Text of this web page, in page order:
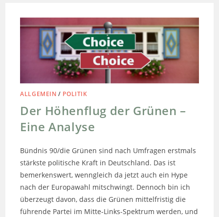
ALLGEMEIN / POLITIK
Der Höhenflug der Grünen –
Eine Analyse
Bündnis 90/die Grünen sind nach Umfragen erstmals
stärkste politische Kraft in Deutschland. Das ist
bemerkenswert, wenngleich da jetzt auch ein Hype
nach der Europawahl mitschwingt. Dennoch bin ich
überzeugt davon, dass die Grünen mittelfristig die
führende Partei im Mitte-Links-Spektrum werden, und